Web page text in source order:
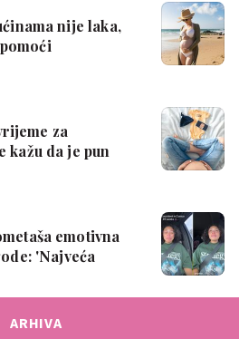
nije laka,
za
kažu da je pun
emotivna
'Najveća
ARHIVA